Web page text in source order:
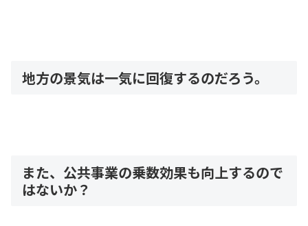
地方の景気は一気に回復するのだろう。
また、公共事業の乗数効果も向上するので
はないか？